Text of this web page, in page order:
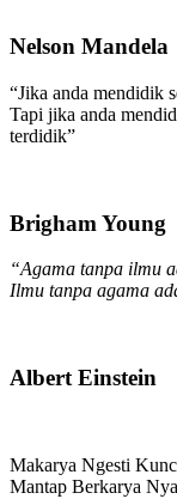
Nelson Mandela
“Jika anda mendidik
Tapi jika anda
terdidik”
Brigham Young
“Agama tanpa ilmu
Ilmu tanpa agama
Albert Einstein
Makarya Ngesti
Mantap Berkarya